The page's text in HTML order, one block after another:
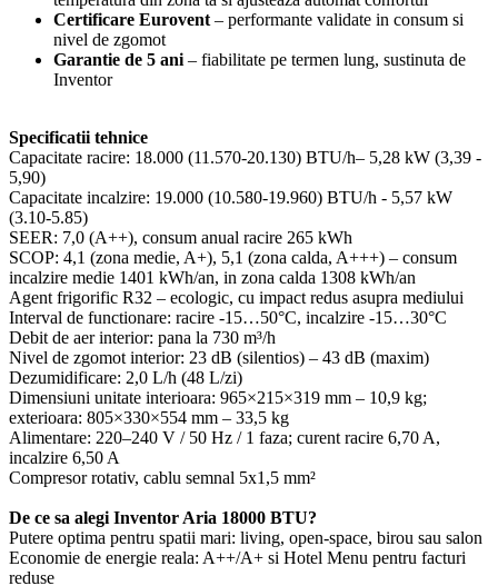
Certificare Eurovent – performante validate in consum si
nivel de zgomot
Garantie de 5 ani – fiabilitate pe termen lung, sustinuta de
Inventor
Specificatii tehnice
Capacitate racire: 18.000 (11.570-20.130) BTU/h– 5,28 kW (3,39 -
5,90)
Capacitate incalzire: 19.000 (10.580-19.960) BTU/h - 5,57 kW
(3.10-5.85)
SEER: 7,0 (A++), consum anual racire 265 kWh
SCOP: 4,1 (zona medie, A+), 5,1 (zona calda, A+++) – consum
incalzire medie 1401 kWh/an, in zona calda 1308 kWh/an
Agent frigorific R32 – ecologic, cu impact redus asupra mediului
Interval de functionare: racire -15…50°C, incalzire -15…30°C
Debit de aer interior: pana la 730 m³/h
Nivel de zgomot interior: 23 dB (silentios) – 43 dB (maxim)
Dezumidificare: 2,0 L/h (48 L/zi)
Dimensiuni unitate interioara: 965×215×319 mm – 10,9 kg;
exterioara: 805×330×554 mm – 33,5 kg
Alimentare: 220–240 V / 50 Hz / 1 faza; curent racire 6,70 A,
incalzire 6,50 A
Compresor rotativ, cablu semnal 5x1,5 mm²
De ce sa alegi Inventor Aria 18000 BTU?
Putere optima pentru spatii mari: living, open-space, birou sau salon
Economie de energie reala: A++/A+ si Hotel Menu pentru facturi
reduse